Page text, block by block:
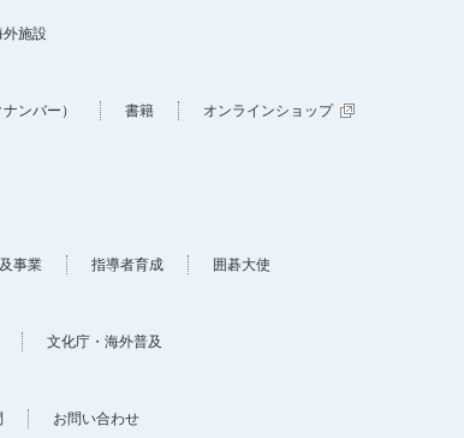
外施設
ンバー） 書籍 オンラインショップ
事業 指導者育成 囲碁大使
文化庁・海外普及
お問い合わせ